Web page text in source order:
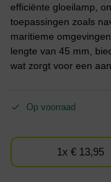
efficiënte gloeilamp,
toepassingen zoals
maritieme
lengte van 45 mm,
wat zorgt voor een
Op voorraad
1x € 13,95